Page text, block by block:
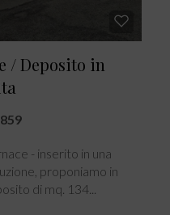
/ Deposito in
- inserito in una
proponiamo in
di mq. 134...